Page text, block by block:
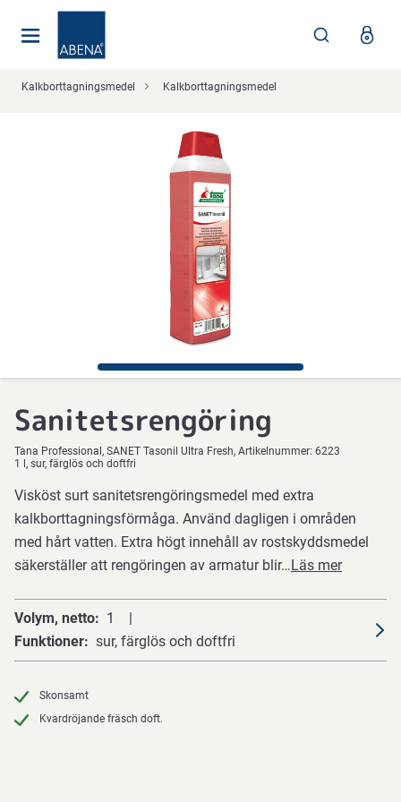
Kalkborttagningsmedel Kalkborttagningsmedel
Sanitetsrengöring
Tana Professional SANET Tasonil Ultra Fresh Artikelnummer: 6223
1 l, sur, färglös och doftfri
Visköst surt sanitetsrengöringsmedel med extra
kalkborttagningsförmåga. Använd dagligen i områden
med hårt vatten. Extra högt innehåll av rostskyddsmedel
säkerställer att rengöringen av armatur blir…Läs mer
Volym, netto
1
Funktioner
sur, färglös och doftfri
Skonsamt
Kvardröjande fräsch doft.